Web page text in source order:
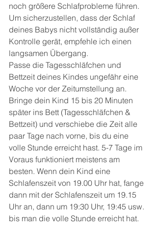
noch größere Schlafprobleme führen.
Um sicherzustellen, dass der Schlaf
deines Babys nicht vollständig außer
Kontrolle gerät, empfehle ich einen
langsamen Übergang.
Passe die Tagesschläfchen und
Bettzeit deines Kindes ungefähr eine
Woche vor der Zeitumstellung an.
Bringe dein Kind 15 bis 20 Minuten
später ins Bett (Tagesschläfchen &
Bettzeit) und verschiebe die Zeit alle
paar Tage nach vorne, bis du eine
volle Stunde erreicht hast. 5-7 Tage im
Voraus funktioniert meistens am
besten. Wenn dein Kind eine
Schlafenszeit von 19.00 Uhr hat, fange
dann mit der Schlafenszeit um 19.15
Uhr an, dann um 19:30 Uhr, 19:45 usw.
bis man die volle Stunde erreicht hat.